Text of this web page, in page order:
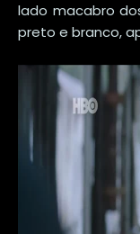
lado macabro
preto e branco,